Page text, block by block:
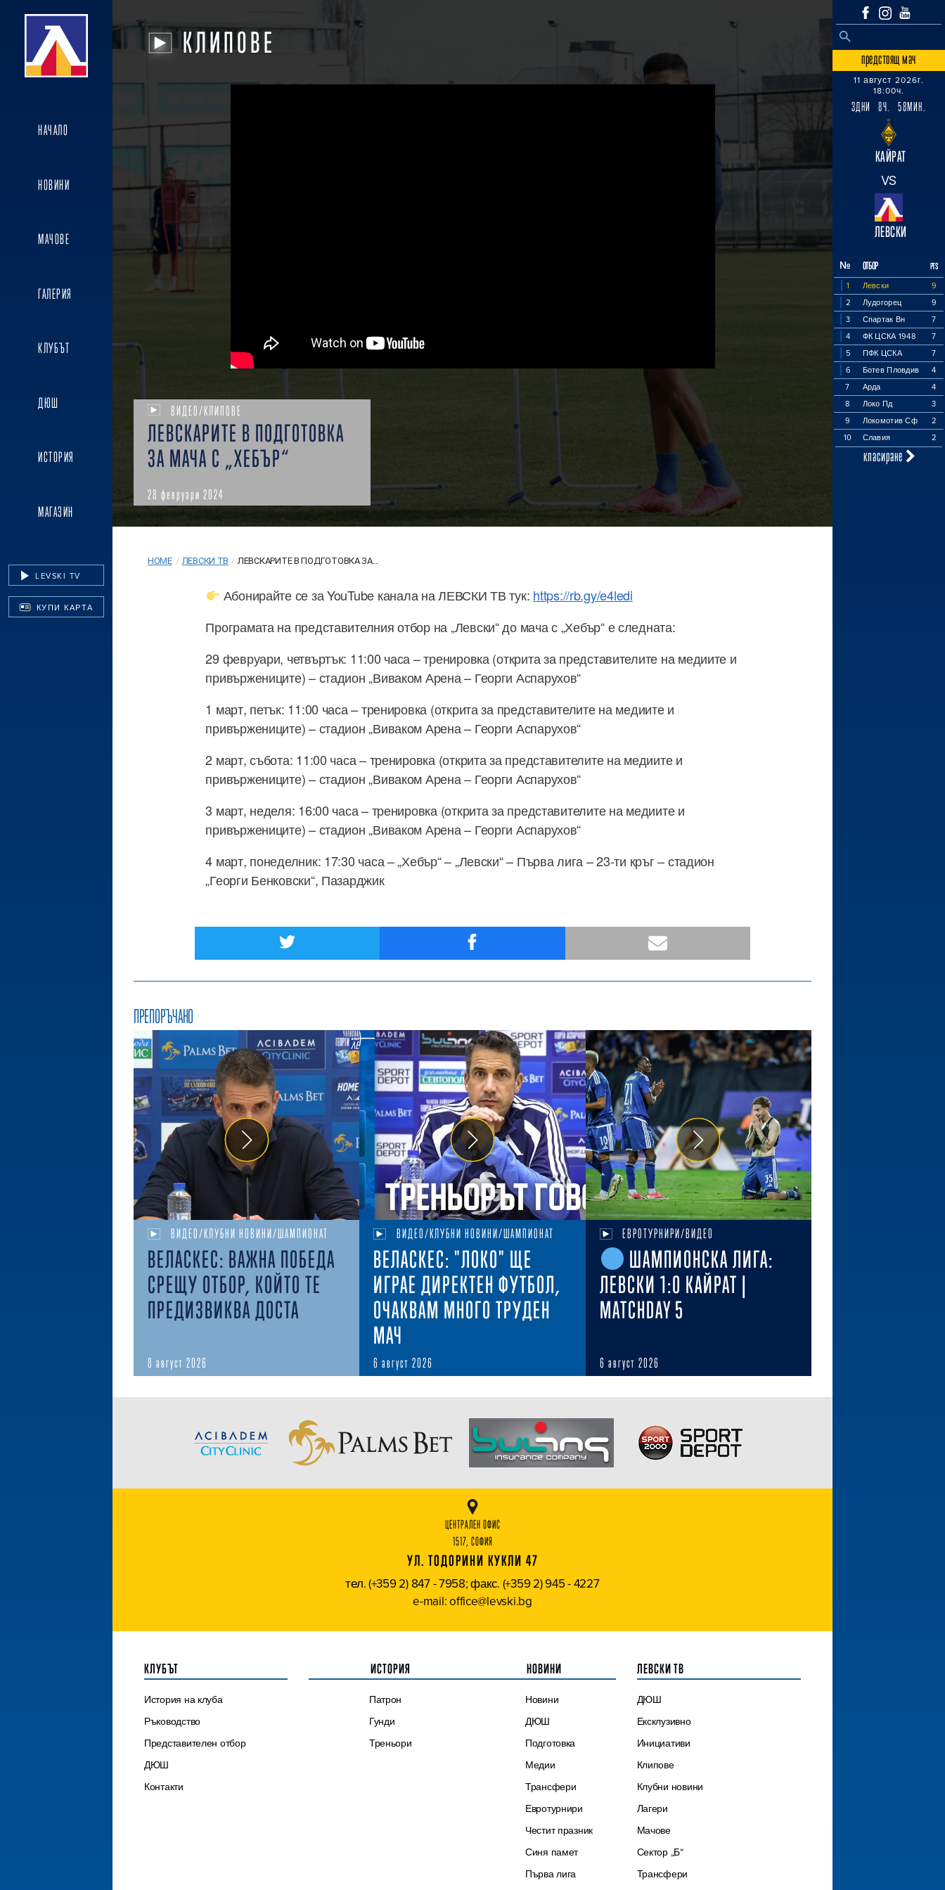
НАЧАЛО
НОВИНИ
МАЧОВЕ
ГАЛЕРИЯ
КЛУБЪТ
ДЮШ
ИСТОРИЯ
МАГАЗИН
LEVSKI TV
КУПИ КАРТА
Search
SEARCH BUTTON
предстоящ мач
11 август 2026г.
18:00ч.
3ДНИ 8Ч. 58МИН.
КАЙРАТ
VS
ЛЕВСКИ
№ ОТБОР PTS
1 Левски
9
2
Лудогорец
9
3
Спартак Вн
7
4
ФК ЦСКА 1948
7
5
ПФК ЦСКА
7
6
Ботев Пловдив
4
7
Арда
4
8
Локо Пд
3
9
Локомотив Сф
2
10
Славия 2
класиране
КЛИПОВЕ
ВИДЕО/КЛИПОВЕ
ЛЕВСКАРИТЕ В ПОДГОТОВКА
ЗА МАЧА С „ХЕБЪР“
28 февруари 2024
HOME / ЛЕВСКИ ТВ / ЛЕВСКАРИТЕ В ПОДГОТОВКА ЗА...
Абонирайте се за YouTube канала на ЛЕВСКИ ТВ тук: https://rb.gy/e4ledi
Програмата на представителния отбор на „Левски“ до мача с „Хебър“ е следната:
29 февруари, четвъртък: 11:00 часа – тренировка (открита за представителите на медиите и
привържениците) – стадион „Виваком Арена – Георги Аспарухов“
1 март, петък: 11:00 часа – тренировка (открита за представителите на медиите и
привържениците) – стадион „Виваком Арена – Георги Аспарухов“
2 март, събота: 11:00 часа – тренировка (открита за представителите на медиите и
привържениците) – стадион „Виваком Арена – Георги Аспарухов“
3 март, неделя: 16:00 часа – тренировка (открита за представителите на медиите и
привържениците) – стадион „Виваком Арена – Георги Аспарухов“
4 март, понеделник: 17:30 часа – „Хебър“ – „Левски“ – Първа лига – 23-ти кръг – стадион
„Георги Бенковски“, Пазарджик
ПРЕПОРЪЧАНО
ВИДЕО/КЛУБНИ НОВИНИ/ШАМПИОНАТ
ВЕЛАСКЕС: ВАЖНА ПОБЕДА
СРЕЩУ ОТБОР, КОЙТО ТЕ
ПРЕДИЗВИКВА ДОСТА
8 август 2026
ВИДЕО/КЛУБНИ НОВИНИ/ШАМПИОНАТ
ВЕЛАСКЕС: "ЛОКО" ЩЕ
ИГРАЕ ДИРЕКТЕН ФУТБОЛ,
ОЧАКВАМ МНОГО ТРУДЕН
МАЧ
6 август 2026
ЕВРОТУРНИРИ/ВИДЕО
ШАМПИОНСКА ЛИГА:
ЛЕВСКИ 1:0 КАЙРАТ |
MATCHDAY 5
6 август 2026
ЦЕНТРАЛЕН ОФИС
1517, СОФИЯ
УЛ. ТОДОРИНИ КУКЛИ 47
тел. (+359 2) 847 - 7958; факс. (+359 2) 945 - 4227
e-mail: office@levski.bg
КЛУБЪТ
История на клуба
Ръководство
Представителен отбор
ДЮШ
Контакти
ИСТОРИЯ
Патрон
Гунди
Треньори
НОВИНИ
Новини
ДЮШ
Подготовка
Медии
Трансфери
Евротурнири
Честит празник
Синя памет
Първа лига
ЛЕВСКИ ТВ
ДЮШ
Ексклузивно
Инициативи
Клипове
Клубни новини
Лагери
Мачове
Сектор „Б“
Трансфери